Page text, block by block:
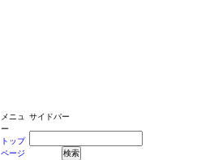
サイドバー
メニュ
ー
トップ
ページ